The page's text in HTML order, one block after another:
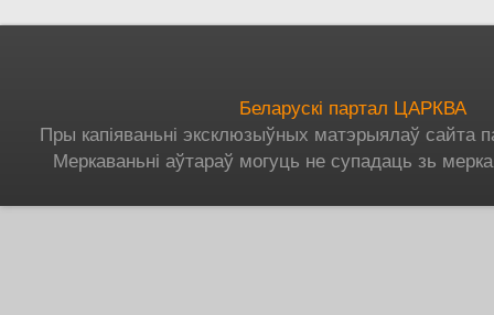
Беларускі партал ЦАРКВА
Пры капіяваньні эксклюзыўных матэрыялаў сайта
Меркаваньні аўтараў могуць не супадаць зь